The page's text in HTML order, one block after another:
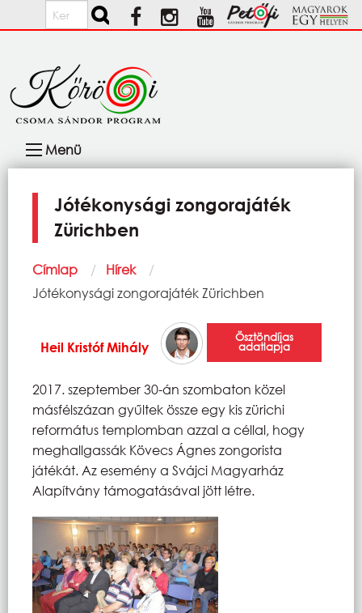
Ugrás a tartalomra
Keresés
navigáció
Menü
Jótékonysági zongorajáték
Zürichben
Morzsa
Címlap
Hírek
Current:
Jótékonysági zongorajáték Zürichben
Heil Kristóf Mihály
Ösztöndíjas
adatlapja
2017. szeptember 30-án szombaton közel
másfélszázan gyűltek össze egy kis zürichi
református templomban azzal a céllal, hogy
meghallgassák Kövecs Ágnes zongorista
játékát. Az esemény a Svájci Magyarház
Alapítvány támogatásával jött létre.